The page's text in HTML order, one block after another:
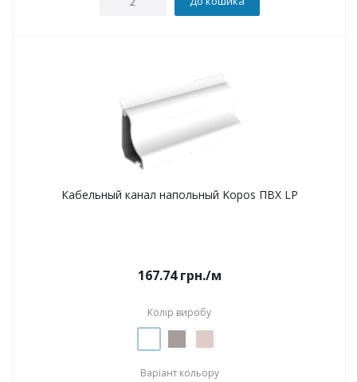
Кабельный канал напольный Kopos ПВХ LP
167.74грн./м
Колір виробу
Варіант кольору